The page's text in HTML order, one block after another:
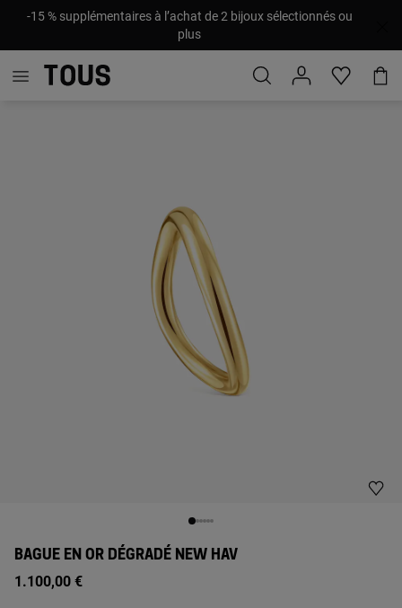
-15 % supplémentaires à l’achat de 2 bijoux sélectionnés ou
plus
BAGUE EN OR DÉGRADÉ NEW HAV
1.100,00 €